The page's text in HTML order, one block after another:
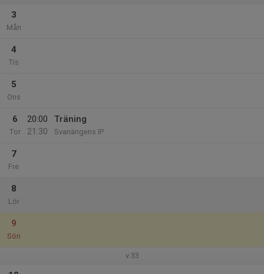
3
Mån
4
Tis
5
Ons
6
Tor
20:00
21:30
Träning
Svanängens IP
7
Fre
8
Lör
9
Sön
v.33